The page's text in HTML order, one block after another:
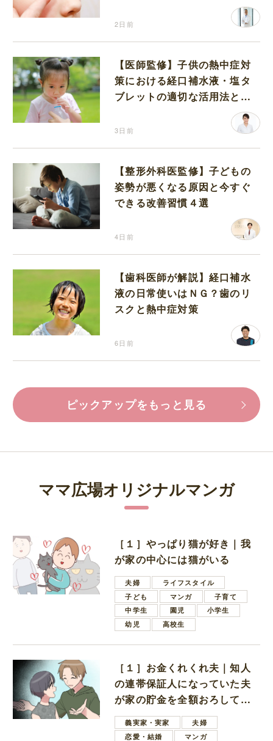
2日前
【医師監修】子供の熱中症対
策における経口補水液・塩タ
ブレットの適切な活用法と水
3日前
【整形外科医監修】子どもの
姿勢が悪くなる原因と今すぐ
できる改善習慣４選
4日前
【歯科医師が解説】経口補水
液の日常使いはＮＧ？歯のリ
スクと熱中症対策
6日前
ピックアップをもっと見る
ママ広場オリジナルマンガ
［１］やっぱり猫が好き｜我
が家の中心には猫がいる
夫婦
ライフスタイル
子ども
マンガ
子育て
中学生
園児
小学生
幼児
高校生
［１］お金くれくれ夫｜知人
の連帯保証人になっていた夫
が家の貯金を全額おろしてほ
しいと言ってきた
義実家・実家
夫婦
恋愛・結婚
マンガ